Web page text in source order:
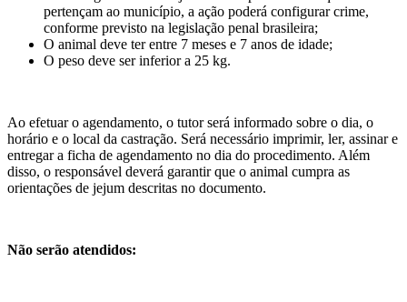
pertençam ao município, a ação poderá configurar crime,
conforme previsto na legislação penal brasileira;
O animal deve ter entre 7 meses e 7 anos de idade;
O peso deve ser inferior a 25 kg.
Ao efetuar o agendamento, o tutor será informado sobre o dia, o
horário e o local da castração. Será necessário imprimir, ler, assinar e
entregar a ficha de agendamento no dia do procedimento. Além
disso, o responsável deverá garantir que o animal cumpra as
orientações de jejum descritas no documento.
Não serão atendidos: